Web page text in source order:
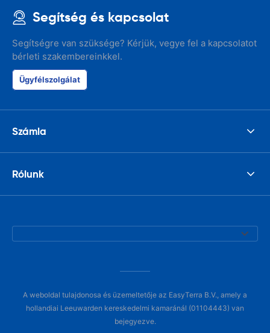
Segítség és kapcsolat
Segítségre van szüksége? Kérjük, vegye fel a kapcsolatot
bérleti szakembereinkkel.
Ügyfélszolgálat
Számla
Rólunk
A weboldal tulajdonosa és üzemeltetője az EasyTerra B.V., amely a
hollandiai Leeuwarden kereskedelmi kamaránál (01104443) van
bejegyezve.